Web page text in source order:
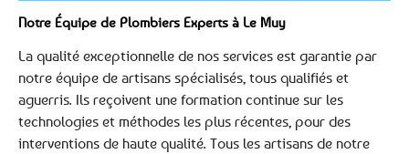
Notre Équipe de Plombiers Experts à Le Muy
La qualité exceptionnelle de nos services est garantie par
notre équipe de artisans spécialisés, tous qualifiés et
aguerris. Ils reçoivent une formation continue sur les
technologies et méthodes les plus récentes, pour des
interventions de haute qualité. Tous les artisans de notre